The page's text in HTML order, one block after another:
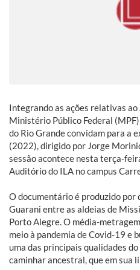
Integrando as ações relativas ao
Ministério Público Federal
do Rio Grande convidam para a
(2022), dirigido por Jorge
sessão acontece nesta terça-
Auditório do ILA no campus
O documentário é produzido
Guarani entre as aldeias de
Porto Alegre. O média-
meio à pandemia de Covid-19 e
uma das principais qualidades
caminhar ancestral, que em sua